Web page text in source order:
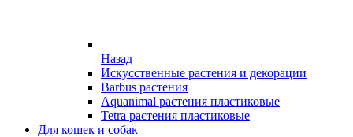
Назад
Искусственные растения и декорации
Barbus растения
Aquanimal растения пластиковые
Tetra растения пластиковые
Для кошек и собак